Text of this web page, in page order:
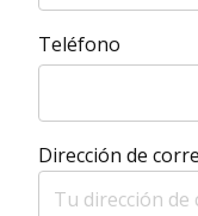
Teléfono
Dirección de